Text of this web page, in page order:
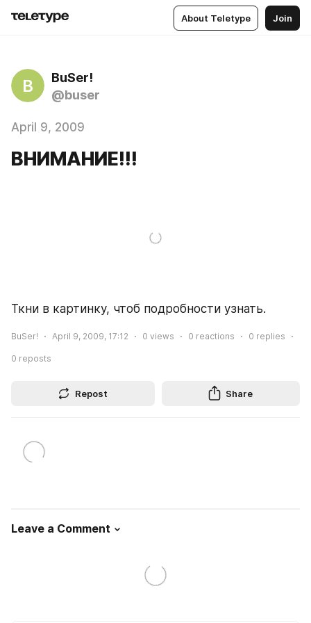
About Teletype Join
B
BuSer!
@buser
April 9, 2009
ВНИМАНИЕ!!!
Ткни в картинку, чтоб подробности узнать.
BuSer! April 9, 2009, 17:12 0 views 0 reactions 0 replies
0 reposts
Repost Share
Leave a Comment